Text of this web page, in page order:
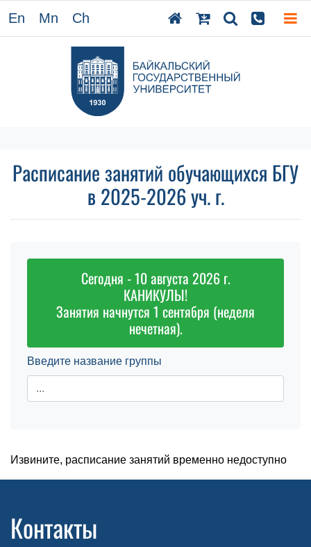
En Mn Ch
Расписание занятий обучающихся БГУ
в 2025-2026 уч. г.
Сегодня - 10 августа 2026 г.
КАНИКУЛЫ!
Занятия начнутся 1 сентября (неделя
нечетная).
Введите название группы
Извините, расписание занятий временно недоступно
Контакты